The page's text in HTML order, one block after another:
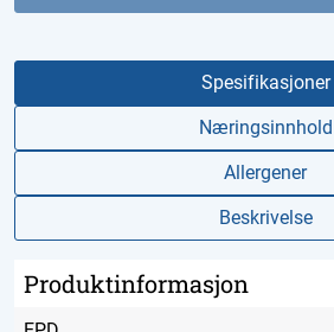
Spesifikasjoner
Næringsinnhold
Allergener
Beskrivelse
Produktinformasjon